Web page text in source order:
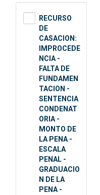
RECURSO
DE
CASACION:
IMPROCEDE
NCIA -
FALTA DE
FUNDAMEN
TACION -
SENTENCIA
CONDENAT
ORIA -
MONTO DE
LA PENA -
ESCALA
PENAL -
GRADUACIO
N DE LA
PENA -